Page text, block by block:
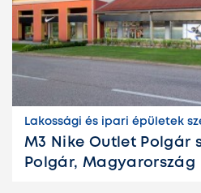
Lakossági és ipari épületek
M3 Nike Outlet Polgár
Polgár, Magyarország